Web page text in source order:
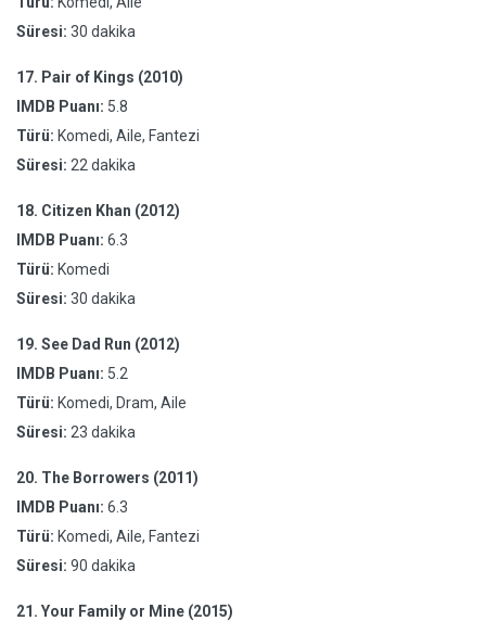
Süresi: 30 dakika
17. Pair of Kings (2010)
IMDB Puanı: 5.8
Türü: Komedi, Aile, Fantezi
Süresi: 22 dakika
18. Citizen Khan (2012)
IMDB Puanı: 6.3
Türü: Komedi
Süresi: 30 dakika
19. See Dad Run (2012)
IMDB Puanı: 5.2
Türü: Komedi, Dram, Aile
Süresi: 23 dakika
20. The Borrowers (2011)
IMDB Puanı: 6.3
Türü: Komedi, Aile, Fantezi
Süresi: 90 dakika
21. Your Family or Mine (2015)